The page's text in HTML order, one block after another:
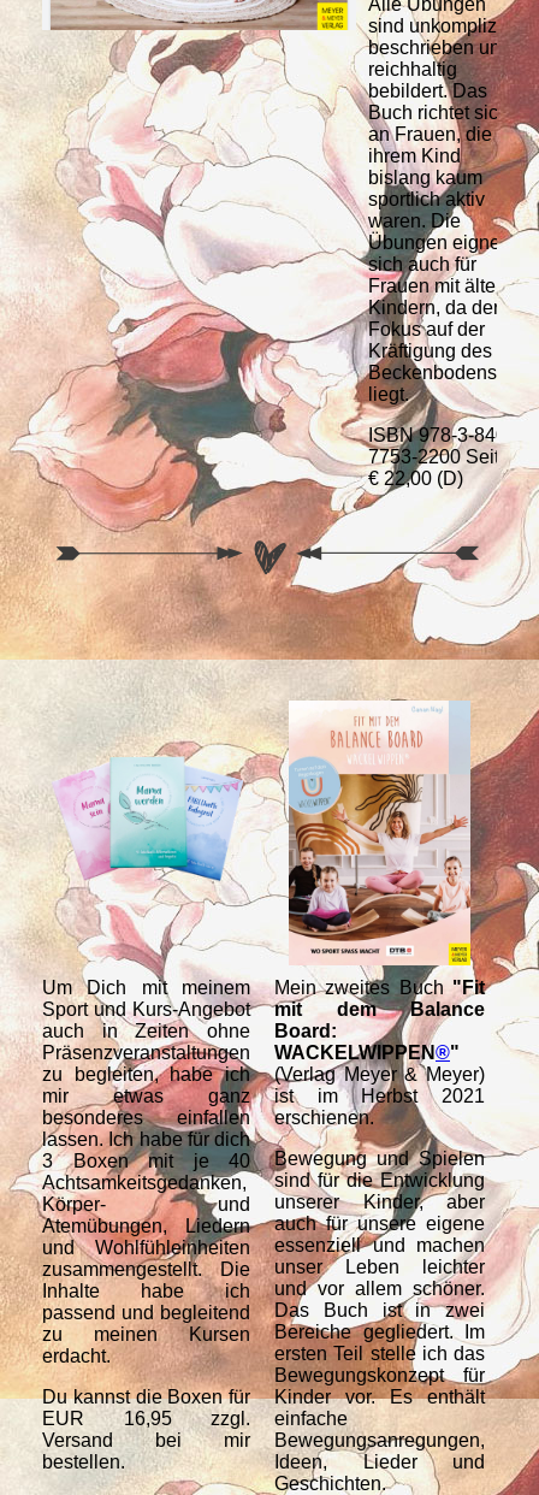
Alle Übungen
sind unkompliziert
beschrieben und
reichhaltig
bebildert. Das
Buch richtet sich
an Frauen, die mit
ihrem Kind
bislang kaum
sportlich aktiv
waren. Die
Übungen eignen
sich auch für
Frauen mit älteren
Kindern, da der
Fokus auf der
Kräftigung des
Beckenbodens
liegt.
ISBN 978-3-8403-
7753-2200 Seiten
€ 22,00 (D)
Um Dich mit meinem
Sport und Kurs-Angebot
auch in Zeiten ohne
Präsenzveranstaltungen
zu begleiten, habe ich
mir etwas ganz
besonderes einfallen
lassen. Ich habe für dich
3 Boxen mit je 40
Achtsamkeitsgedanken,
Körper- und
Atemübungen, Liedern
und Wohlfühleinheiten
zusammengestellt. Die
Inhalte habe ich
passend und begleitend
zu meinen Kursen
erdacht.
Du kannst die Boxen für
EUR 16,95 zzgl.
Versand bei mir
bestellen.
Mein zweites Buch "Fit
mit dem Balance
Board:
WACKELWIPPEN®"
(Verlag Meyer & Meyer)
ist im Herbst 2021
erschienen.
Bewegung und Spielen
sind für die Entwicklung
unserer Kinder, aber
auch für unsere eigene
essenziell und machen
unser Leben leichter
und vor allem schöner.
Das Buch ist in zwei
Bereiche gegliedert. Im
ersten Teil stelle ich das
Bewegungskonzept für
Kinder vor. Es enthält
einfache
Bewegungsanregungen,
Ideen, Lieder und
Geschichten.
Dir